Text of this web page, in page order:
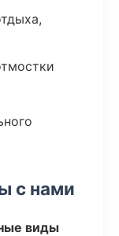
с нами
виды